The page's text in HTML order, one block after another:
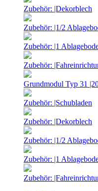
Zubehör: |Dekorblech
Zubehör: |1/2
Zubehör: |1
Zubehör:
Grundmodul Typ 31
Zubehör: |Schubladen
Zubehör: |Dekorblech
Zubehör: |1/2
Zubehör: |1
Zubehör: